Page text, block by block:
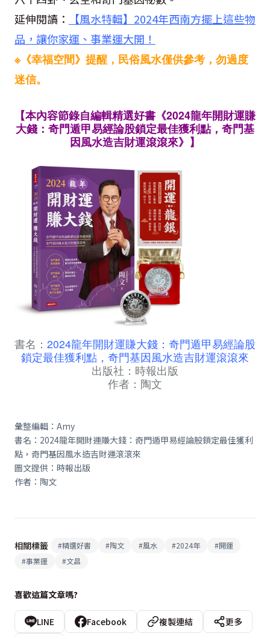
延伸閱讀：
【風水特輯】2024年西南方擺上這些物
品，讓你家運、事業運大開！
※《幸福空間》提醒，民俗風水僅供參考，勿過度
迷信。
【本內容節錄自編輯精選好書《2024龍年開財運賺
大錢：奇門遁甲易經論股鎖定最佳獲利點，奇門基
因風水造吉財運滾滾來》】
書名： 2024龍年開財運賺大錢：奇門遁甲易經論股
鎖定最佳獲利點，奇門基因風水造吉財運滾滾來
出版社：時報出版
作者：陶文
彙整編輯：Amy
書名：2024龍年開財運賺大錢：奇門遁甲易經論股鎖定最佳獲利
點，奇門基因風水造吉財運滾滾來
圖文提供：時報出版
作者：陶文
相關標籤 #精選好書 #陶文 #風水 #2024年 #開運
#事業運 #文昌
喜歡這篇文章嗎?
LINE Facebook 複製連結
更多